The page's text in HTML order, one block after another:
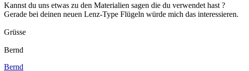
Kannst du uns etwas zu den Materialien sagen die du verwendet hast ?
Gerade bei deinen neuen Lenz-Type Flügeln würde mich das interessieren.
Grüsse
Bernd
Bernd